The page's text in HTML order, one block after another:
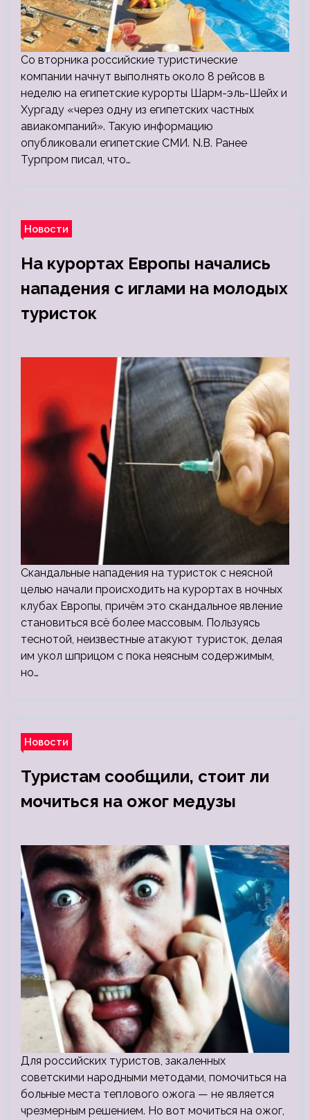
Со вторника российские туристические
компании начнут выполнять около 8 рейсов в
неделю на египетские курорты Шарм-эль-Шейх и
Хургаду «через одну из египетских частных
авиакомпаний». Такую информацию
опубликовали египетские СМИ. N.B. Ранее
Турпром писал, что…
Новости
На курортах Европы начались
нападения с иглами на молодых
туристок
Скандальные нападения на туристок с неясной
целью начали происходить на курортах в ночных
клубах Европы, причём это скандальное явление
становиться всё более массовым. Пользуясь
теснотой, неизвестные атакуют туристок, делая
им укол шприцом с пока неясным содержимым,
но…
Новости
Туристам сообщили, стоит ли
мочиться на ожог медузы
Для российских туристов, закаленных
советскими народными методами, помочиться на
больные места теплового ожога — не является
чрезмерным решением. Но вот мочиться на ожог,